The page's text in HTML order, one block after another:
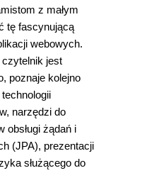
z małym
tę fascynującą
webowych.
czytelnik jest
poznaje kolejno
narzędzi do
obsługi żądań i
(JPA), prezentacji
służącego do